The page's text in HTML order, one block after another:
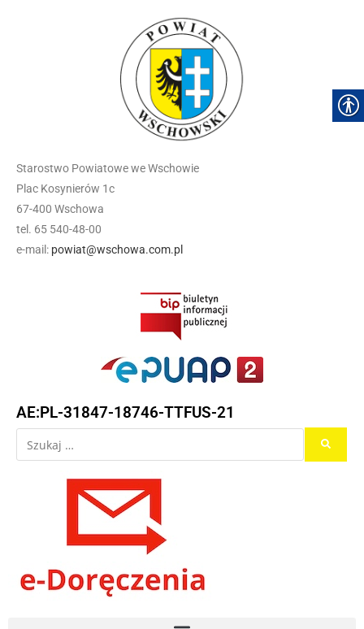
Starostwo Powiatowe we Wschowie
Plac Kosynierów 1c
67-400 Wschowa
tel. 65 540-48-00
e-mail: powiat@wschowa.com.pl
AE:PL-31847-18746-TTFUS-21